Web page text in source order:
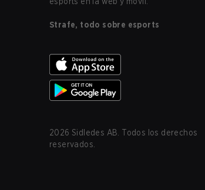
Strafe, todo sobre esports
2026 Sidledes AB. Todos los derechos
reservados.